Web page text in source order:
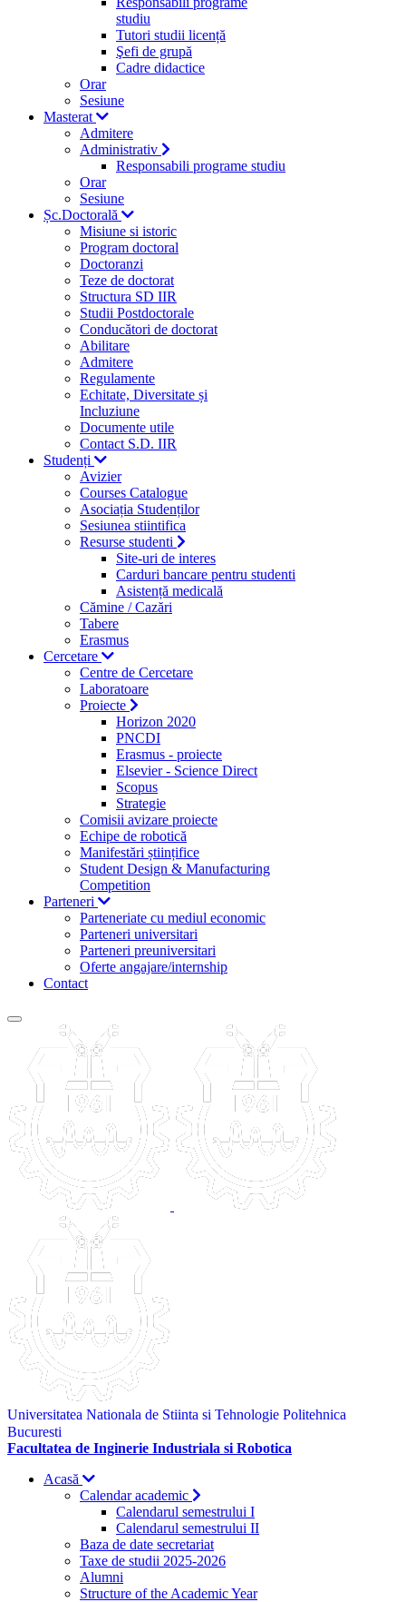
studiu
Tutori studii licență
Şefi de grupă
Cadre didactice
Orar
Sesiune
Masterat
Admitere
Administrativ
Responsabili programe studiu
Orar
Sesiune
Șc.Doctorală
Misiune si istoric
Program doctoral
Doctoranzi
Teze de doctorat
Structura SD IIR
Studii Postdoctorale
Conducători de doctorat
Abilitare
Admitere
Regulamente
Echitate, Diversitate și
Incluziune
Documente utile
Contact S.D. IIR
Studenți
Avizier
Courses Catalogue
Asociația Studenților
Sesiunea stiintifica
Resurse studenti
Site-uri de interes
Carduri bancare pentru studenti
Asistență medicală
Cămine / Cazări
Tabere
Erasmus
Cercetare
Centre de Cercetare
Laboratoare
Proiecte
Horizon 2020
PNCDI
Erasmus - proiecte
Elsevier - Science Direct
Scopus
Strategie
Comisii avizare proiecte
Echipe de robotică
Manifestări științifice
Student Design & Manufacturing
Competition
Parteneri
Parteneriate cu mediul economic
Parteneri universitari
Parteneri preuniversitari
Oferte angajare/internship
Contact
Universitatea Nationala de Stiinta si Tehnologie Politehnica
Bucuresti
Facultatea de Inginerie Industriala si Robotica
Acasă
Calendar academic
Calendarul semestrului I
Calendarul semestrului II
Baza de date secretariat
Taxe de studii 2025-2026
Alumni
Structure of the Academic Year